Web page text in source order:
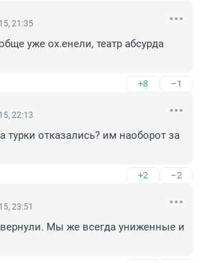
21:35
уже ох.енели, театр абсурда
+8 –1
22:13
турки отказались? им наоборот за
+2 –2
23:51
Мы же всегда униженные и